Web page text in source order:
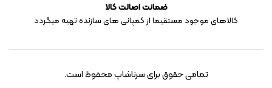
ضمانت اصالت کالا
کالاهای موجود مستقیما از کمپانی های سازنده تهیه میگردد
تمامی حقوق برای سرناشاپ محفوظ است.